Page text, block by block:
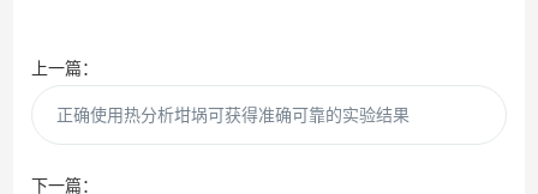
上一篇：
正确使用热分析坩埚可获得准确可靠的实验结果
下一篇：